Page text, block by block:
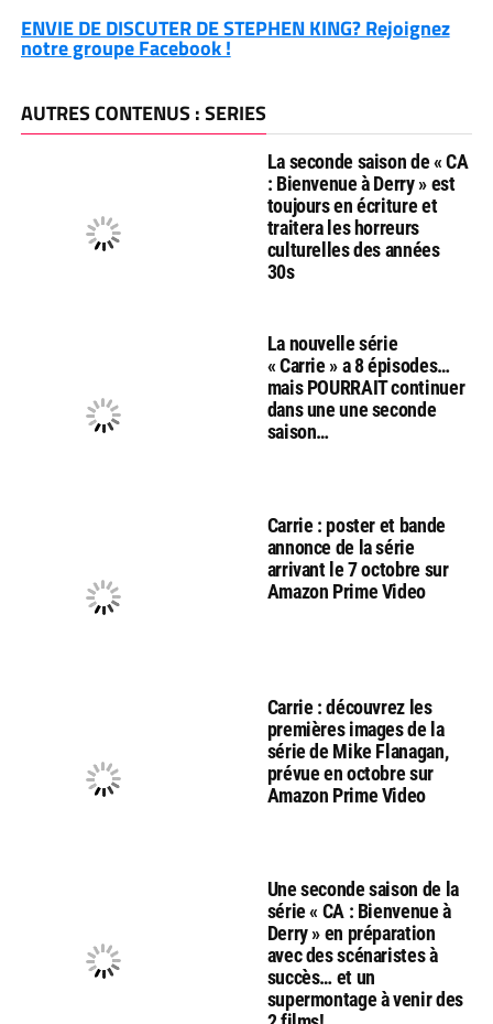
ENVIE DE DISCUTER DE STEPHEN KING? Rejoignez
notre groupe Facebook !
AUTRES CONTENUS : SERIES
La seconde saison de « CA
: Bienvenue à Derry » est
toujours en écriture et
traitera les horreurs
culturelles des années
30s
La nouvelle série
« Carrie » a 8 épisodes…
mais POURRAIT continuer
dans une une seconde
saison…
Carrie : poster et bande
annonce de la série
arrivant le 7 octobre sur
Amazon Prime Video
Carrie : découvrez les
premières images de la
série de Mike Flanagan,
prévue en octobre sur
Amazon Prime Video
Une seconde saison de la
série « CA : Bienvenue à
Derry » en préparation
avec des scénaristes à
succès… et un
supermontage à venir des